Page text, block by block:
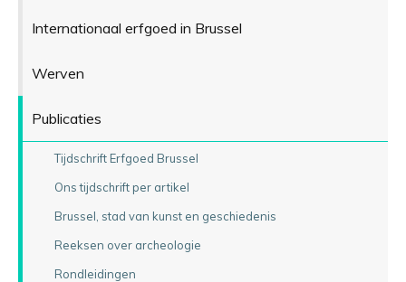
Internationaal erfgoed in Brussel
Werven
Publicaties
Tijdschrift Erfgoed Brussel
Ons tijdschrift per artikel
Brussel, stad van kunst en geschiedenis
Reeksen over archeologie
Rondleidingen